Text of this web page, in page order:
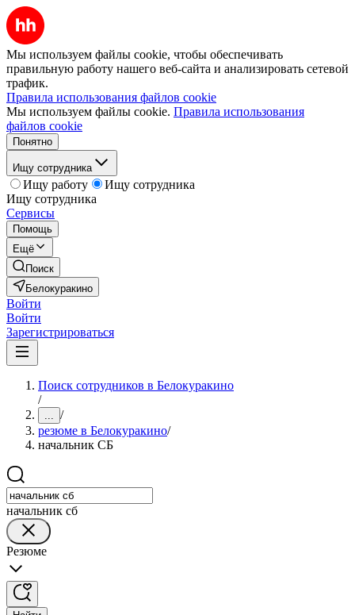
Мы используем файлы cookie, чтобы обеспечивать
правильную работу нашего веб-сайта и анализировать сетевой
трафик.
Правила использования файлов cookie
Мы используем файлы cookie. Правила использования
файлов cookie
Понятно
Ищу сотрудника
Ищу работу
Ищу сотрудника
Ищу сотрудника
Сервисы
Помощь
Ещё
Поиск
Белокуракино
Войти
Войти
Зарегистрироваться
Поиск сотрудников в Белокуракино
/
... /
резюме в Белокуракино/
начальник СБ
начальник сб
Резюме